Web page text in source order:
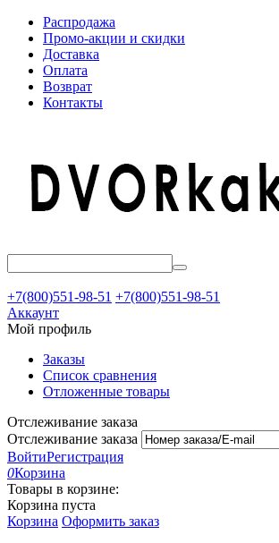
Распродажа
Промо-акции и скидки
Доставка
Оплата
Возврат
Контакты
+7(800)551-98-51 +7(800)551-98-51
Аккаунт
Мой профиль
Заказы
Список сравнения
Отложенные товары
Отслеживание заказа
Отслеживание заказа
ВойтиРегистрация
0Корзина
Товары в корзине:
Корзина пуста
Корзина Оформить заказ